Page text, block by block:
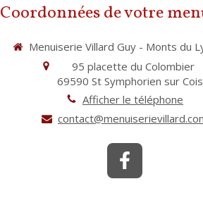
Coordonnées de votre
Menuiserie Villard Guy - Monts du
95 placette du Colombier
69590 St Symphorien sur
Afficher le téléphone